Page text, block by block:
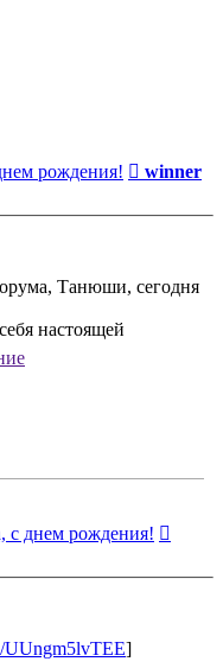
рождения!
winner
Танюши, сегодня
настоящей
с днем рождения!
UUngm5lvTEE]